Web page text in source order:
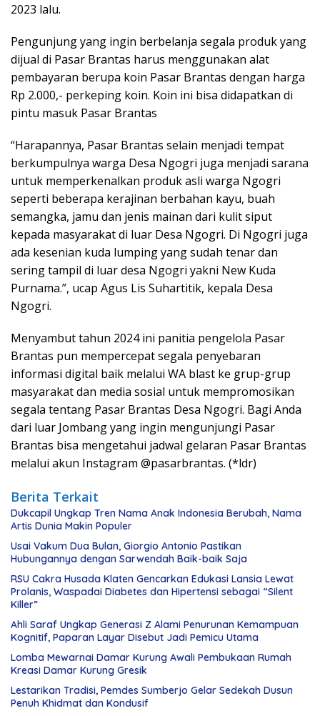
2023 lalu.
Pengunjung yang ingin berbelanja segala produk yang
dijual di Pasar Brantas harus menggunakan alat
pembayaran berupa koin Pasar Brantas dengan harga
Rp 2.000,- perkeping koin. Koin ini bisa didapatkan di
pintu masuk Pasar Brantas
“Harapannya, Pasar Brantas selain menjadi tempat
berkumpulnya warga Desa Ngogri juga menjadi sarana
untuk memperkenalkan produk asli warga Ngogri
seperti beberapa kerajinan berbahan kayu, buah
semangka, jamu dan jenis mainan dari kulit siput
kepada masyarakat di luar Desa Ngogri. Di Ngogri juga
ada kesenian kuda lumping yang sudah tenar dan
sering tampil di luar desa Ngogri yakni New Kuda
Purnama.”, ucap Agus Lis Suhartitik, kepala Desa
Ngogri.
Menyambut tahun 2024 ini panitia pengelola Pasar
Brantas pun mempercepat segala penyebaran
informasi digital baik melalui WA blast ke grup-grup
masyarakat dan media sosial untuk mempromosikan
segala tentang Pasar Brantas Desa Ngogri. Bagi Anda
dari luar Jombang yang ingin mengunjungi Pasar
Brantas bisa mengetahui jadwal gelaran Pasar Brantas
melalui akun Instagram @pasarbrantas. (*ldr)
Berita Terkait
Dukcapil Ungkap Tren Nama Anak Indonesia Berubah, Nama
Artis Dunia Makin Populer
Usai Vakum Dua Bulan, Giorgio Antonio Pastikan
Hubungannya dengan Sarwendah Baik-baik Saja
RSU Cakra Husada Klaten Gencarkan Edukasi Lansia Lewat
Prolanis, Waspadai Diabetes dan Hipertensi sebagai “Silent
Killer”
Ahli Saraf Ungkap Generasi Z Alami Penurunan Kemampuan
Kognitif, Paparan Layar Disebut Jadi Pemicu Utama
Lomba Mewarnai Damar Kurung Awali Pembukaan Rumah
Kreasi Damar Kurung Gresik
Lestarikan Tradisi, Pemdes Sumberjo Gelar Sedekah Dusun
Penuh Khidmat dan Kondusif